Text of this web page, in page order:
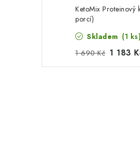
KetoMix
porcí)
Skladem (1 ks)
1 690 Kč 1 183